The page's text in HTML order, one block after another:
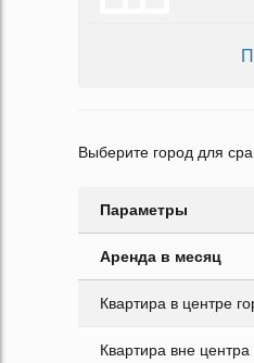
Выберите город для
Параметры
Аренда в месяц
Квартира в центре
Квартира вне